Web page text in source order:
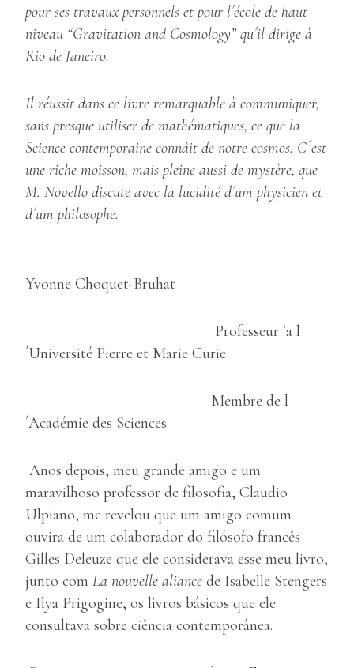
pour ses travaux personnels et pour l´école de haut
niveau “Gravitation and Cosmology” qu´il dirige à
Rio de Janeiro.
Il réussit dans ce livre remarquable à communiquer,
sans presque utiliser de mathématiques, ce que la
Science contemporaine connâit de notre cosmos. C´est
une riche moisson, mais pleine aussi de mystère, que
M. Novello discute avec la lucidité d´um physicien et
d´um philosophe.
Yvonne Choquet-Bruhat
Professeur `a l
´Université Pierre et Marie Curie
Membre de l
´Académie des Sciences
Anos depois, meu grande amigo e um
maravilhoso professor de filosofia, Claudio
Ulpiano, me revelou que um amigo comum
ouvira de um colaborador do filósofo francês
Gilles Deleuze que ele considerava esse meu livro,
junto com La nouvelle aliance de Isabelle Stengers
e Ilya Prigogine, os livros básicos que ele
consultava sobre ciência contemporânea.